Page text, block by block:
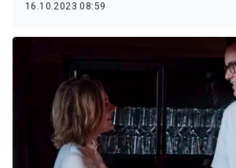
16.10.2023 08:59